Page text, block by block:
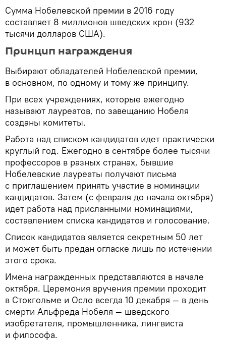
Сумма Нобелевской премии в 2016 году
составляет 8 миллионов шведских крон (932
тысячи долларов США).
Принцип награждения
Выбирают обладателей Нобелевской премии,
в основном, по одному и тому же принципу.
При всех учреждениях, которые ежегодно
называют лауреатов, по завещанию Нобеля
созданы комитеты.
Работа над списком кандидатов идет практически
круглый год. Ежегодно в сентябре более тысячи
профессоров в разных странах, бывшие
Нобелевские лауреаты получают письма
с приглашением принять участие в номинации
кандидатов. Затем (с февраля до начала октября)
идет работа над присланными номинациями,
составлением списка кандидатов и голосование.
Список кандидатов является секретным 50 лет
и может быть предан огласке лишь по истечении
этого срока.
Имена награжденных представляются в начале
октября. Церемония вручения премии проходит
в Стокгольме и Осло всегда 10 декабря — в день
смерти Альфреда Нобеля — шведского
изобретателя, промышленника, лингвиста
и философа.